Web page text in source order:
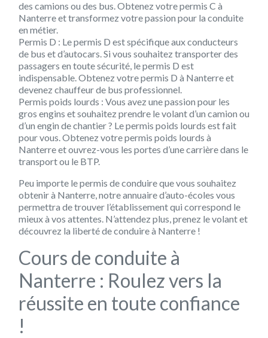
des camions ou des bus. Obtenez votre permis C à
Nanterre et transformez votre passion pour la conduite
en métier.
Permis D : Le permis D est spécifique aux conducteurs
de bus et d’autocars. Si vous souhaitez transporter des
passagers en toute sécurité, le permis D est
indispensable. Obtenez votre permis D à Nanterre et
devenez chauffeur de bus professionnel.
Permis poids lourds : Vous avez une passion pour les
gros engins et souhaitez prendre le volant d’un camion ou
d’un engin de chantier ? Le permis poids lourds est fait
pour vous. Obtenez votre permis poids lourds à
Nanterre et ouvrez-vous les portes d’une carrière dans le
transport ou le BTP.
Peu importe le permis de conduire que vous souhaitez
obtenir à Nanterre, notre annuaire d’auto-écoles vous
permettra de trouver l’établissement qui correspond le
mieux à vos attentes. N’attendez plus, prenez le volant et
découvrez la liberté de conduire à Nanterre !
Cours de conduite à
Nanterre : Roulez vers la
réussite en toute confiance
!